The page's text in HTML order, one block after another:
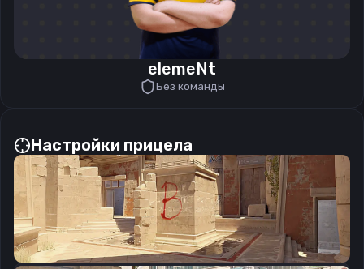
elemeNt
Без команды
Настройки прицела